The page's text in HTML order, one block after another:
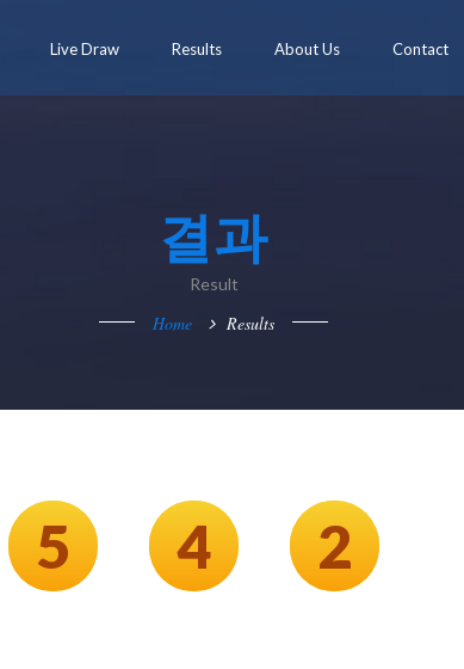
Live Draw Results About Us Contact
결과
Result
Home Results
5 4 2